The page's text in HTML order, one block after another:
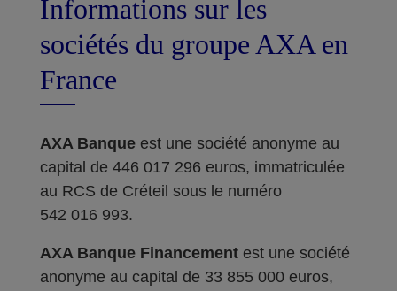
Informations sur les
sociétés du groupe AXA en
France
AXA Banque est une société anonyme au
capital de 446 017 296 euros, immatriculée
au RCS de Créteil sous le numéro
542 016 993.
AXA Banque Financement est une société
anonyme au capital de 33 855 000 euros,